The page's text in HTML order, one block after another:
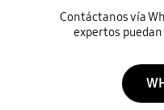
Contáctanos vía
expertos